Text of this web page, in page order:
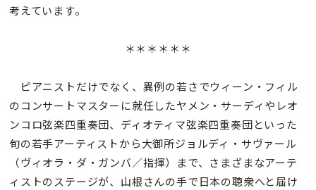
考えています。
＊＊＊＊＊＊
ピアニストだけでなく、異例の若さでウィーン・フィル
のコンサートマスターに就任したヤメン・サーディやレオ
ンコロ弦楽四重奏団、ディオティマ弦楽四重奏団といった
旬の若手アーティストから大御所ジョルディ・サヴァール
（ヴィオラ・ダ・ガンバ／指揮）まで、さまざまなアーテ
ィストのステージが、山根さんの手で日本の聴衆へと届け